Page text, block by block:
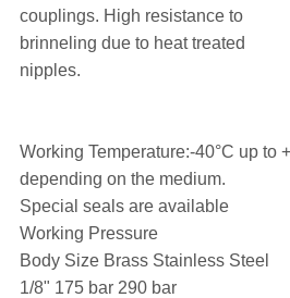
couplings. High resistance to
brinneling due to heat treated
nipples.
Working Temperature:-40°C up to
depending on the medium.
Special seals are available
Working Pressure
Body Size Brass Stainless Steel
1/8" 175 bar 290 bar